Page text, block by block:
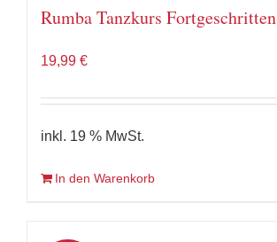
Rumba Tanzkurs Fortgeschritten
19,99 €
inkl. 19 % MwSt.
In den Warenkorb